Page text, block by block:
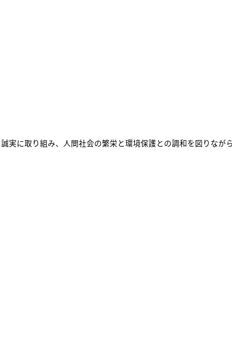
に取り組み、人間社会の繁栄と環境保護との調和を図りなが